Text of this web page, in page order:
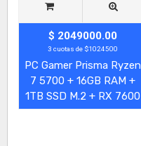
$ 2049000.00
3 cuotas de $1024500
PC Gamer Prisma Ryzen
7 5700 + 16GB RAM +
1TB SSD M.2 + RX 7600